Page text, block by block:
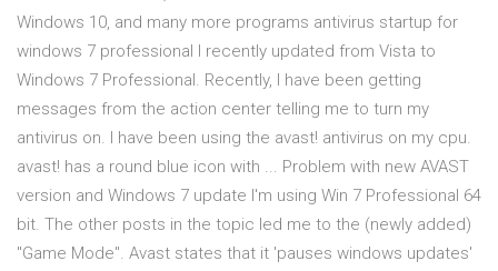
Windows 10, and many more programs antivirus startup for
windows 7 professional I recently updated from Vista to
Windows 7 Professional. Recently, I have been getting
messages from the action center telling me to turn my
antivirus on. I have been using the avast! antivirus on my cpu.
avast! has a round blue icon with ... Problem with new AVAST
version and Windows 7 update I'm using Win 7 Professional 64
bit. The other posts in the topic led me to the (newly added)
"Game Mode". Avast states that it 'pauses windows updates'